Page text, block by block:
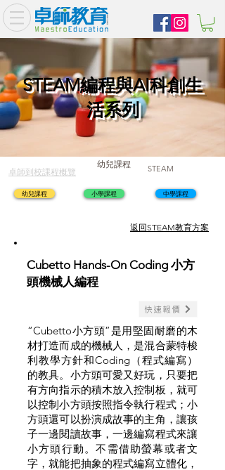
STEAM編程與AI科創生
活系列
卓師到校課程概覽 STEAM
幼兒課程
幼兒課程 小學課程 中學課程
​返回STEAM教育方案
Cubetto Hands-On Coding 小方
頭機械人編程
快速報價
“Cubetto小方頭”是用堅固耐磨的木
材打造而成的機械人，是混合蒙特梭
利教學方針和Coding（程式編寫）
的教具。小方頭可愛又好玩，只要把
有方向指示的積木放入控制板，就可
以控制小方頭按照指令執行程式；小
方頭還可以扮演成故事的主角，讓孩
子一邊閱讀故事，一邊編寫程式來讓
小方頭行動。不需借助螢幕或者文
字，就能把抽象的程式編寫立體化，